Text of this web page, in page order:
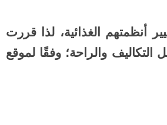
أنظمتهم الغذائية، لذا قررت
التكاليف والراحة؛ وفقًا لموقع